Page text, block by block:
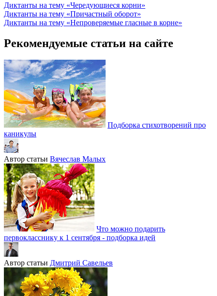
Диктанты на тему «Чередующиеся корни»
Диктанты на тему «Причастный оборот»
Диктанты на тему «Непроверяемые гласные в корне»
Рекомендуемые статьи на сайте
Подборка стихотворений про
каникулы
Автор статьи Вячеслав Малых
Что можно подарить
первокласснику к 1 сентября - подборка идей
Автор статьи Дмитрий Савельев